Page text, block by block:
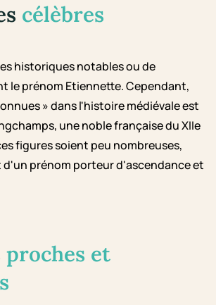
célèbres
historiques notables ou de
le prénom Etiennette. Cependant,
» dans l'histoire médiévale est
une noble française du XIIe
figures soient peu nombreuses,
prénom porteur d'ascendance et
proches et